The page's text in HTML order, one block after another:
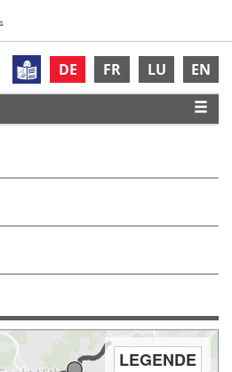
DE FR LU EN
LEGENDE